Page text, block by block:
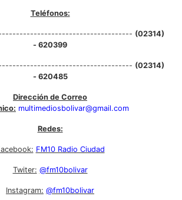
Teléfonos:
(02314)
- 620399
(02314)
- 620485
Dirección de Correo
multimediosbolivar@gmail.com
Redes:
FM10 Radio Ciudad
Twiter: @fm10bolivar
Instagram: @fm10bolivar